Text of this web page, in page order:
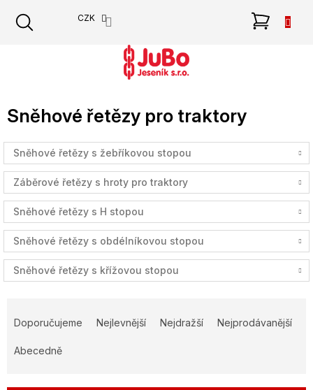
obsah
CZK
Sněhové řetězy pro traktory
Sněhové řetězy s žebříkovou stopou
Záběrové řetězy s hroty pro traktory
Sněhové řetězy s H stopou
Sněhové řetězy s obdélníkovou stopou
Sněhové řetězy s křížovou stopou
e
Doporučujeme Nejlevnější Nejdražší Nejprodávanější
Abecedně